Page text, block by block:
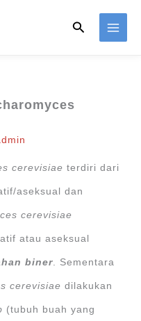
Search
cerevisiae terdiri dari
aseksual dan
cerevisiae
atau aseksual
biner . Sementara
cerevisiae dilakukan
(tubuh buah yang